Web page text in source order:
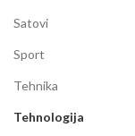
Satovi
Sport
Tehnika
Tehnologija